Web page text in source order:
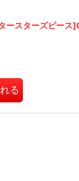
スターズピース
る